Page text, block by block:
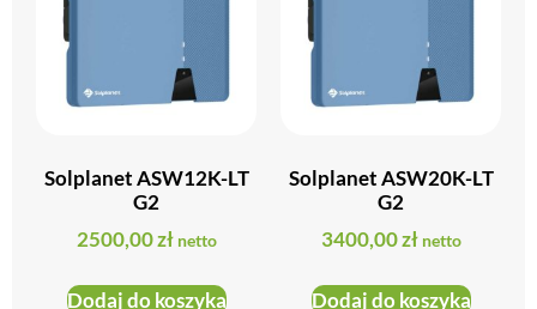
Solplanet ASW12K-LT
G2
2500,00zł netto
Dodaj do koszyka
Solplanet ASW20K-LT
G2
3400,00zł netto
Dodaj do koszyka